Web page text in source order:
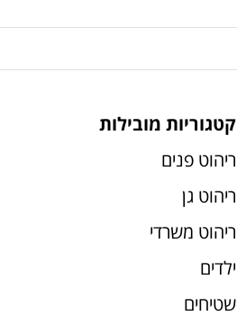
קטגוריות מובילות
ריהוט פנים
ריהוט גן
ריהוט משרדי
ילדים
שטיחים